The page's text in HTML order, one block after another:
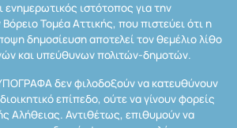
ιστότοπος για την
Τομέα Αττικής, που πιστεύει ότι η
δημοσίευση αποτελεί τον θεμέλιο λίθο
και υπεύθυνων πολιτών-δημοτών.
δεν φιλοδοξούν να κατευθύνουν
επίπεδο, ούτε να γίνουν φορείς
Αλήθειας. Αντιθέτως, επιθυμούν να